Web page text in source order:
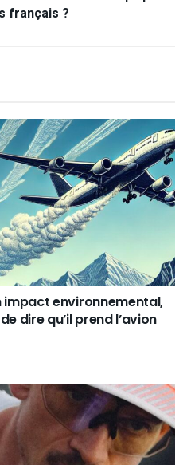
français ?
impact environnemental,
dire qu’il prend l’avion